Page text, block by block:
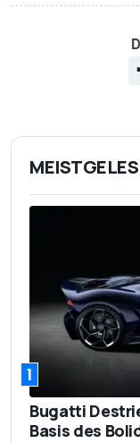
1
Bugatti
Basis des